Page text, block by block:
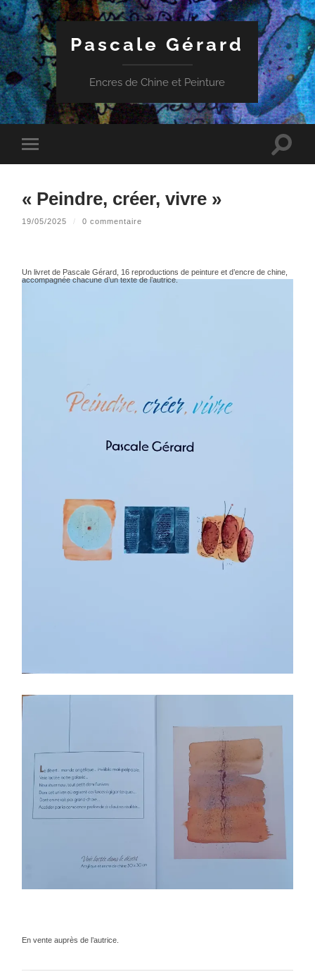
Pascale Gérard
Encres de Chine et Peinture
mobile
Toggle
« Peindre, créer, vivre »
19/05/2025 / 0 commentaire
Un livret de Pascale Gérard, 16 reproductions de peinture et d’encre de chine,
accompagnée chacune d’un texte de l’autrice.
En vente auprès de l’autrice.